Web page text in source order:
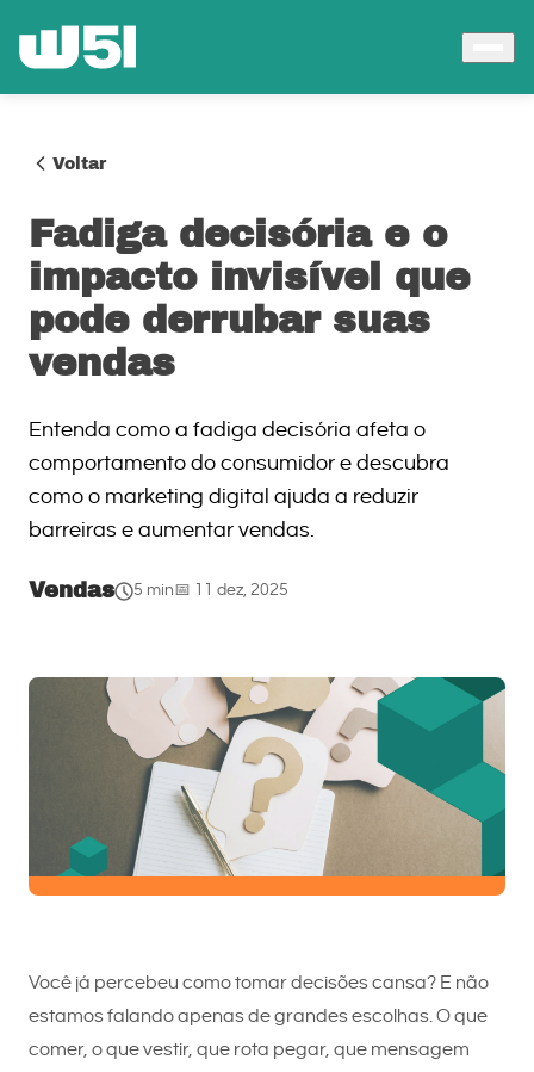
Voltar
Fadiga decisória e o
impacto invisível que
pode derrubar suas
vendas
Entenda como a fadiga decisória afeta o
comportamento do consumidor e descubra
como o marketing digital ajuda a reduzir
barreiras e aumentar vendas.
Vendas 5 min 📅 11 dez, 2025
Você já percebeu como tomar decisões cansa? E não
estamos falando apenas de grandes escolhas. O que
comer, o que vestir, que rota pegar, que mensagem